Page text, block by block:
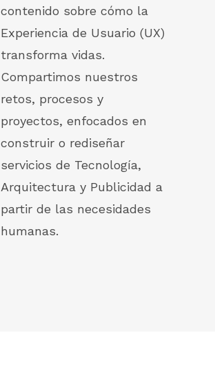
contenido sobre cómo la
Experiencia de Usuario (UX)
transforma vidas.
Compartimos nuestros
retos, procesos y
proyectos, enfocados en
construir o rediseñar
servicios de Tecnología,
Arquitectura y Publicidad a
partir de las necesidades
humanas.